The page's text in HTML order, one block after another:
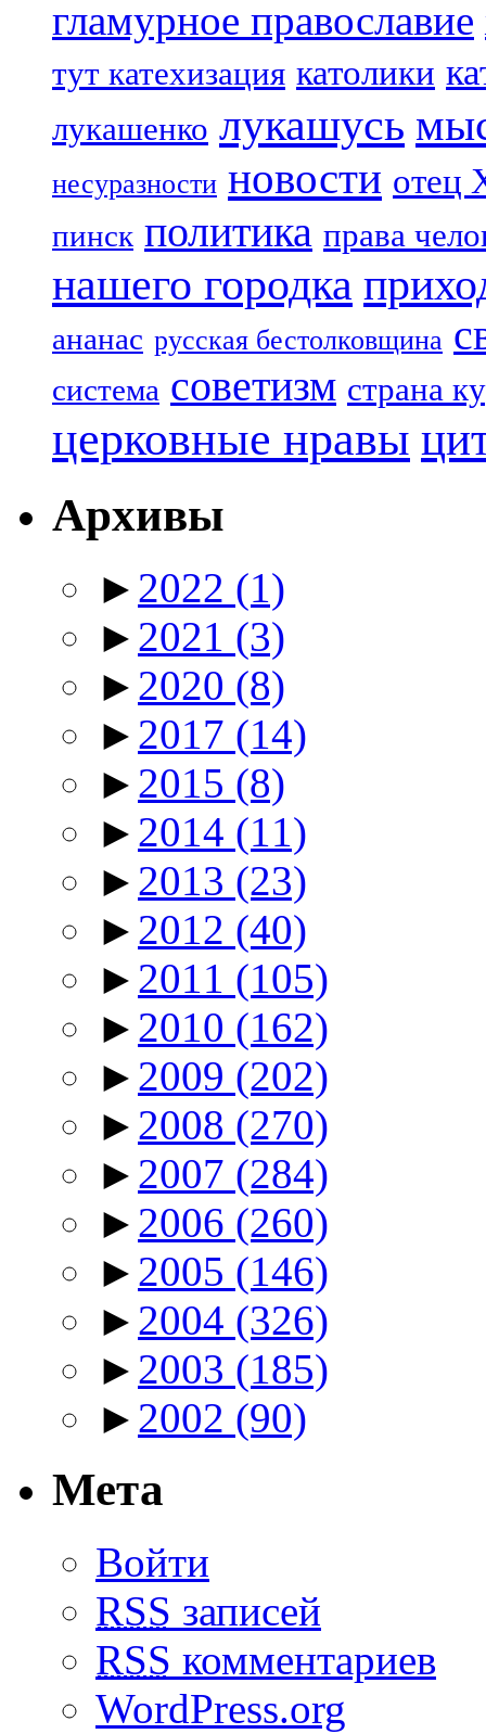
гламурное православие
тут катехизация католики
лукашенко лукашусь
несуразности новости отец
пинск политика права
нашего городка
ананас русская бестолковщина
система советизм страна
церковные нравы
Архивы
► 2022 (1)
► 2021 (3)
► 2020 (8)
► 2017 (14)
► 2015 (8)
► 2014 (11)
► 2013 (23)
► 2012 (40)
► 2011 (105)
► 2010 (162)
► 2009 (202)
► 2008 (270)
► 2007 (284)
► 2006 (260)
► 2005 (146)
► 2004 (326)
► 2003 (185)
► 2002 (90)
Мета
Войти
RSS записей
RSS комментариев
WordPress.org